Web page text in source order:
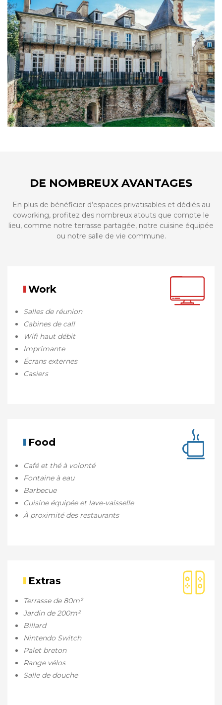
DE NOMBREUX AVANTAGES
En plus de bénéficier d’espaces privatisables et dédiés au
coworking, profitez des nombreux atouts que compte le
lieu, comme notre terrasse partagée, notre cuisine équipée
ou notre salle de vie commune.
Work
Salles de réunion
Cabines de call
Wifi haut débit
Imprimante
Écrans externes
Casiers
Food
Café et thé à volonté
Fontaine à eau
Barbecue
Cuisine équipée et lave-vaisselle
À proximité des restaurants
Extras
Terrasse de 80m²
Jardin de 200m²
Billard
Nintendo Switch
Palet breton
Range vélos
Salle de douche